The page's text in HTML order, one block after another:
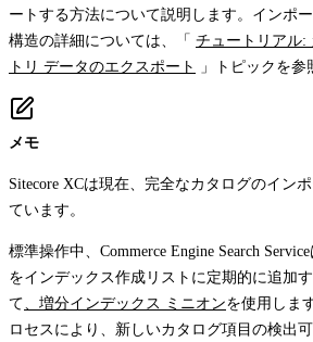
ートする方法について説明します。インポ
構造の詳細については、「 チュートリアル:
トリ データのエクスポート
」トピックを参
メモ
Sitecore XCは現在、完全なカタログのイン
ています。
標準操作中、Commerce Engine Search
をインデックス作成リストに定期的に追加
て 、増分インデックス ミニオンを使用しま
ロセスにより、新しいカタログ項目の検出